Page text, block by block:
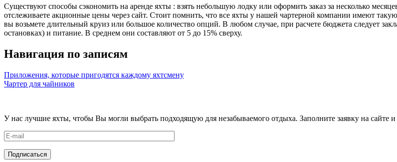
Существуют способы сэкономить на аренде яхты : взять небольшую лодку или оформить заказ за несколько
отслеживаете акционные цены через сайт. Стоит помнить, что все яхты у нашей чартерной компании имеют
вы возьмете длительный круиз или большое количество опций. В любом случае, при расчете бюджета следует
остановках) и питание. В среднем они составляют от 5 до 15% сверху.
Навигация по записям
Приложения, которые пригодятся каждому яхтсмену
Чартер для чайников
У нас лучшие яхты, чтобы Вы могли выбрать подходящую для незабываемого отдыха. Заполните заявку на сайте